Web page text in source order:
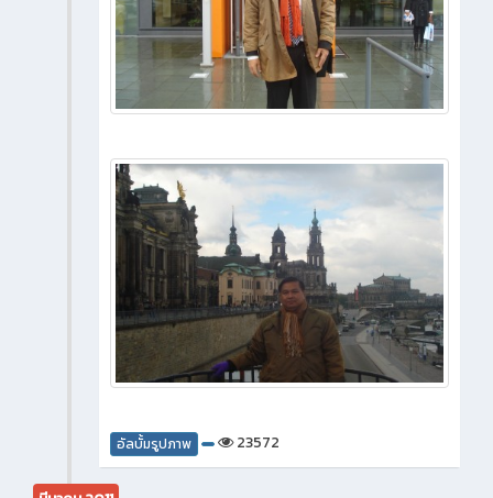
อัลบั้มรูปภาพ 23572